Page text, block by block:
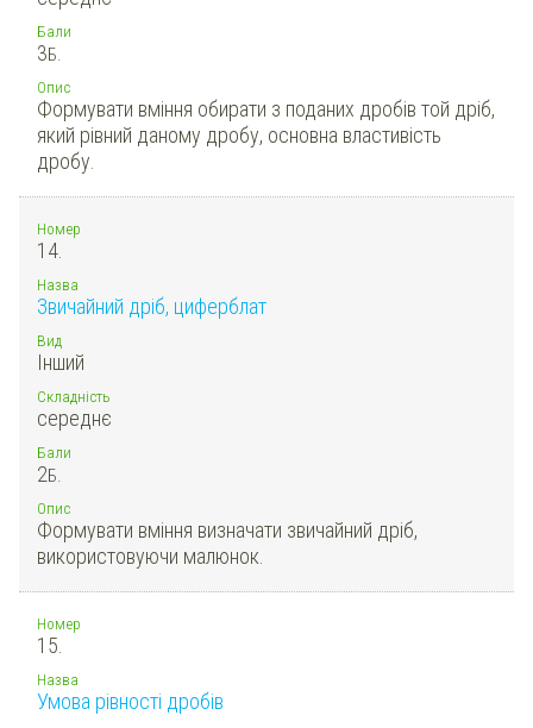
Бали
3Б.
Опис
Формувати вміння обирати з поданих дробів той дріб,
який рівний даному дробу, основна властивість
дробу.
Номер
14.
Назва
Звичайний дріб, циферблат
Вид
Інший
Складність
середнє
Бали
2Б.
Опис
Формувати вміння визначати звичайний дріб,
використовуючи малюнок.
Номер
15.
Назва
Умова рівності дробів